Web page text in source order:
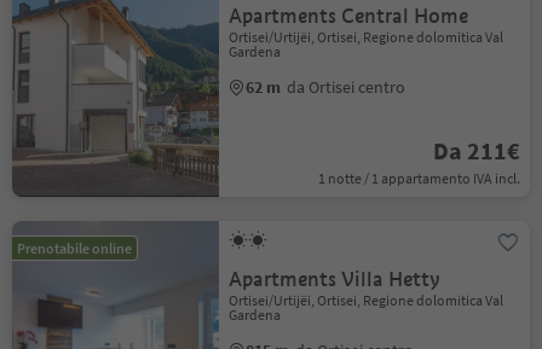
Apartments Central Home
Ortisei/Urtijëi, Ortisei, Regione dolomitica Val
Gardena
62 m da Ortisei centro
Da 211€
1 notte / 1 appartamento IVA incl.
Prenotabile online
Apartments Villa Hetty
Ortisei/Urtijëi, Ortisei, Regione dolomitica Val
Gardena